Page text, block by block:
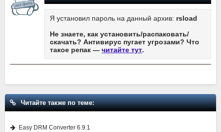
Я установил пароль на данный архив: rsload
Не знаете, как установить/распаковать/
скачать? Антивирус пугает угрозами? Что
такое репак — читайте тут.
Читайте также по теме:
Easy DRM Converter 6.9.1